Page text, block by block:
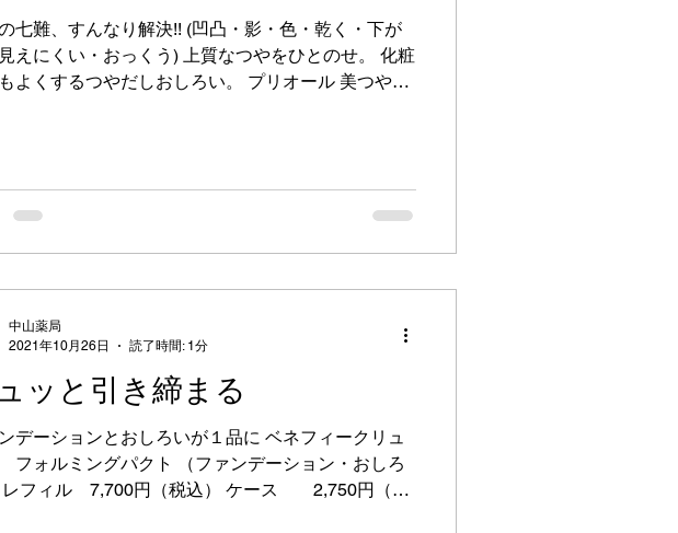
七難、すんなり解決!! (凹凸・影・色・乾く・下が
えにくい・おっくう) 上質なつやをひとのせ。 化粧
よくするつやだしおしろい。 プリオール 美つやア
ッと引き締まる
デーションとおしろいが１品に ベネフィークリュ
フォルミングパクト （ファンデーション・おしろ
レフィル 7,700円（税込） ケース 2,750円（税
中山薬局
2021年10月26日
読了時間: 1分